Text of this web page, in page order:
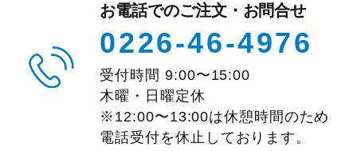
お電話でのご注文・お問合せ
0226-46-4976
受付時間 9:00〜15:00
木曜・日曜定休
※12:00〜13:00は休憩時間のため
電話受付を休止しております。